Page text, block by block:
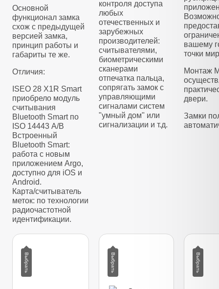
Основной
функционал замка
схож с предыдущей
версией замка,
принцип работы и
габариты те же.
Отличия:
ISEO 28 X1R Smart
приобрело модуль
считывания
Bluetooth Smart по
ISO 14443 А/B
Встроенный
Bluetooth Smart:
работа с новым
приложением Argo,
доступно для iOS и
Android.
Карта/считыватель
меток: по технологии
радиочастотной
идентификации.
контроля доступа
любых
отечественных и
зарубежных
производителей:
считывателями,
биометрическими
сканерами
отпечатка пальца,
сопрягать замок с
управляющими
сигналами систем
"умный дом" или
сигнализации и т.д.
вашему
точки
Монтаж
двери.
Замки